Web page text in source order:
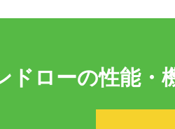
ドローの性能・